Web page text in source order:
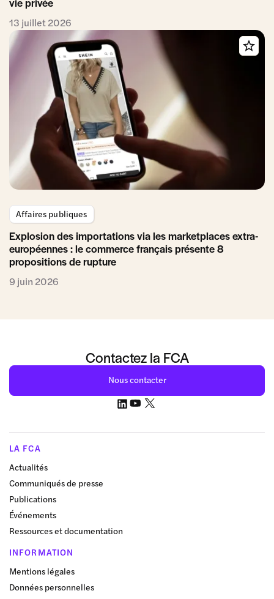
13 juillet 2026
Affaires publiques
Explosion des importations via les marketplaces extra-
européennes : le commerce français présente 8
propositions de rupture
9 juin 2026
Contactez la FCA
Nous contacter
LA FCA
Actualités
Communiqués de presse
Publications
Événements
Ressources et documentation
INFORMATION
Mentions légales
Données personnelles